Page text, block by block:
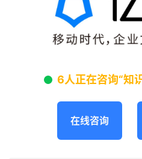
6人正在咨询“知
在线咨询